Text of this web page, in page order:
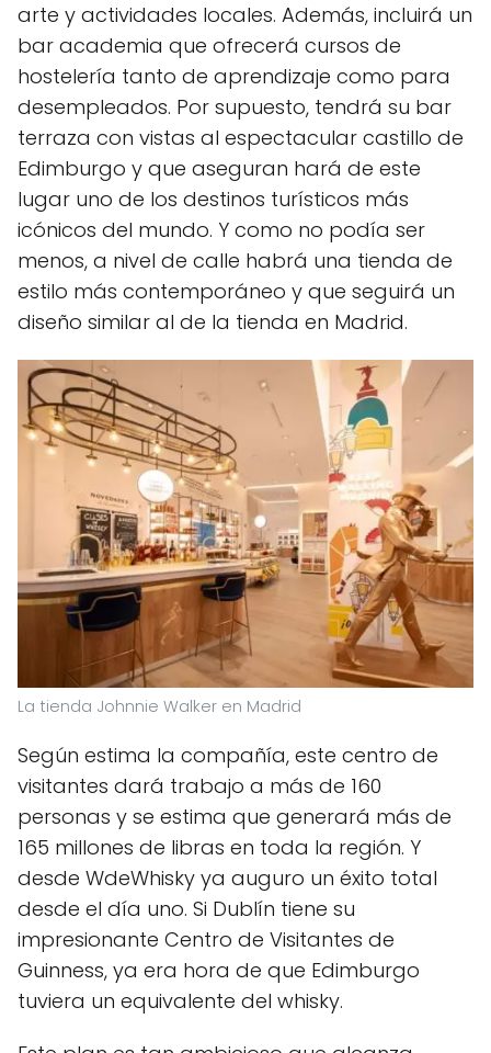
arte y actividades locales. Además, incluirá un
bar academia que ofrecerá cursos de
hostelería tanto de aprendizaje como para
desempleados. Por supuesto, tendrá su bar
terraza con vistas al espectacular castillo de
Edimburgo y que aseguran hará de este
lugar uno de los destinos turísticos más
icónicos del mundo. Y como no podía ser
menos, a nivel de calle habrá una tienda de
estilo más contemporáneo y que seguirá un
diseño similar al de la tienda en Madrid.
La tienda Johnnie Walker en Madrid
Según estima la compañía, este centro de
visitantes dará trabajo a más de 160
personas y se estima que generará más de
165 millones de libras en toda la región. Y
desde WdeWhisky ya auguro un éxito total
desde el día uno. Si Dublín tiene su
impresionante Centro de Visitantes de
Guinness, ya era hora de que Edimburgo
tuviera un equivalente del whisky.